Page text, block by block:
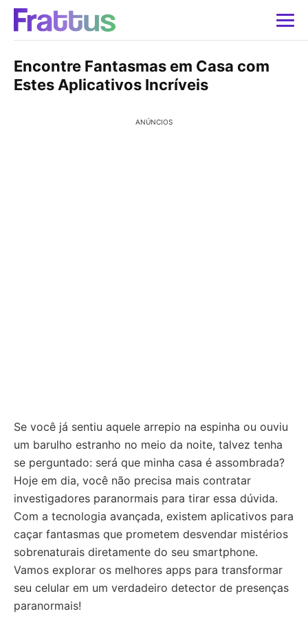
Encontre Fantasmas em Casa com
Estes Aplicativos Incríveis
ANÚNCIOS
Se você já sentiu aquele arrepio na espinha ou ouviu
um barulho estranho no meio da noite, talvez tenha
se perguntado: será que minha casa é assombrada?
Hoje em dia, você não precisa mais contratar
investigadores paranormais para tirar essa dúvida.
Com a tecnologia avançada, existem aplicativos para
caçar fantasmas que prometem desvendar mistérios
sobrenaturais diretamente do seu smartphone.
Vamos explorar os melhores apps para transformar
seu celular em um verdadeiro detector de presenças
paranormais!